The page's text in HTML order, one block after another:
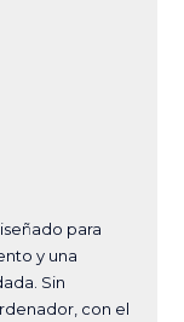
para
y una
Sin
con el